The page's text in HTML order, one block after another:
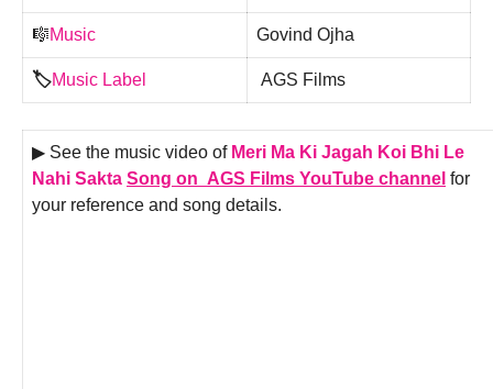
🎼Music Govind Ojha
🏷️Music Label AGS Films
▶ See the music video of Meri Ma Ki Jagah Koi Bhi Le
Nahi Sakta Song on AGS Films YouTube channel for
your reference and song details.